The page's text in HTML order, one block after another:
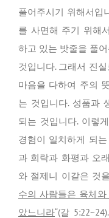
풀어주시기 위해서입
를 사면해 주기 위해
하고 있는 밧줄을 풀
것입니다. 그래서 진
마음을 다하여 주의
는 것입니다. 성품과
되는 것입니다. 이렇
경험이 일치하게 되
과 희락과 화평과 오
와 절제니 이같은 것
수의 사람들은 육체
았느니라“(갈